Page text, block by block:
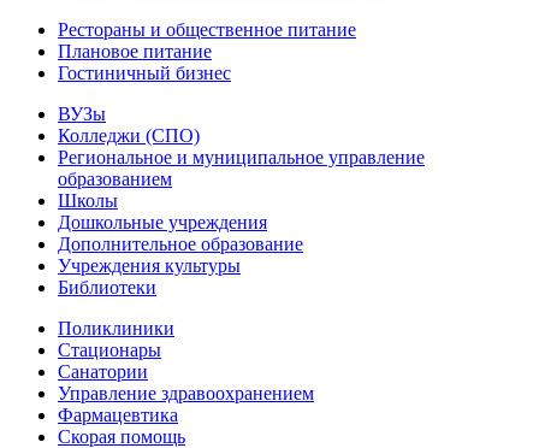
Рестораны и общественное питание
Плановое питание
Гостиничный бизнес
ВУЗы
Колледжи (СПО)
Региональное и муниципальное управление
образованием
Школы
Дошкольные учреждения
Дополнительное образование
Учреждения культуры
Библиотеки
Поликлиники
Стационары
Санатории
Управление здравоохранением
Фармацевтика
Скорая помощь